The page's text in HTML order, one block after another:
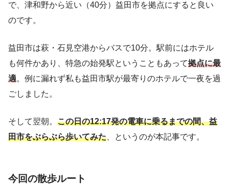
で、津和野から近い（40分）益田市を拠点にすると良い
のです。
益田市は萩・石見空港からバスで10分。駅前にはホテル
も何件かあり、特急の始発駅ということもあって拠点に最
適。例に漏れず私も益田市駅が最寄りのホテルで一夜を過
ごしました。
そして翌朝。 この日の12:17発の電車に乗るまでの間、益
田市をぶらぶら歩いてみた、というのが本記事です。
今回の散歩ルート